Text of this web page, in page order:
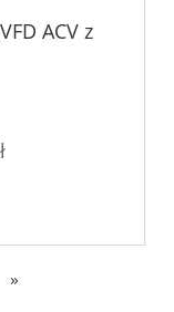
ACV z
»